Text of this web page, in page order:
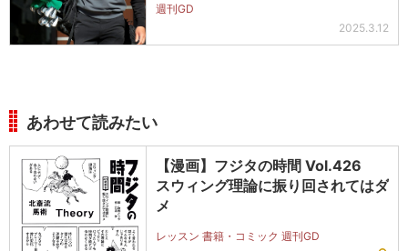
週刊GD
2025.3.12
あわせて読みたい
【漫画】フジタの時間 Vol.426
スウィング理論に振り回されてはダ
メ
レッスン 書籍・コミック 週刊GD